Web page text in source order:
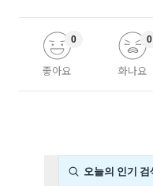
좋아요
0
화나요
0